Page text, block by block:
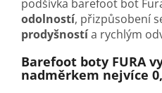
podšívka barefoot bot
odolností, přizpůsobení
prodyšnostía rychlým
Barefoot boty FURA
nadměrkem nejvíce